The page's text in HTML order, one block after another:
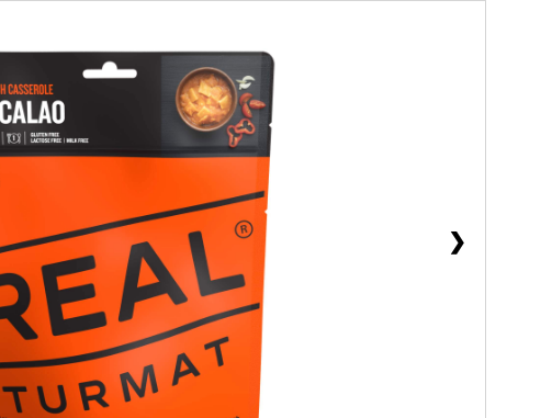
❯